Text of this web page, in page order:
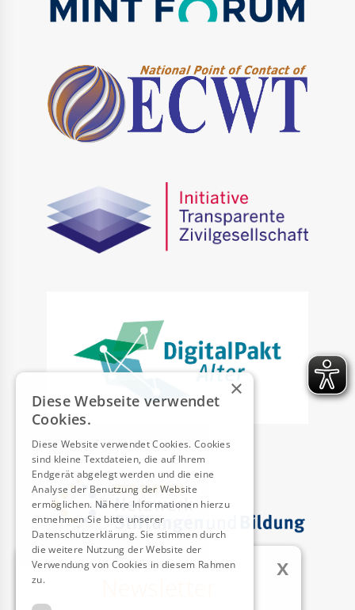
AUSZEICHNUNGEN
x
×
Diese Webseite verwendet
Cookies.
Diese Website verwendet Cookies. Cookies
sind kleine Textdateien, die auf Ihrem
Endgerät abgelegt werden und die eine
Analyse der Benutzung der Website
ermöglichen. Nähere Informationen hierzu
entnehmen Sie bitte unserer
Datenschutzerklärung. Sie stimmen durch
die weitere Nutzung der Website der
Verwendung von Cookies in diesem Rahmen
zu.